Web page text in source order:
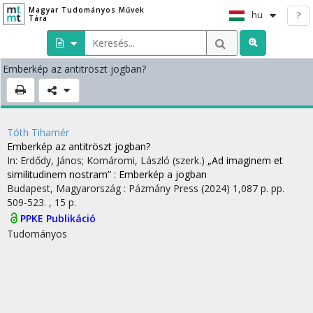
Magyar Tudományos Művek
Tára
hu ?
Emberkép az antitröszt jogban?
Tóth Tihamér
Emberkép az antitröszt jogban?
In: Erdődy, János; Komáromi, László (szerk.) „Ad imaginem et
similitudinem nostram” : Emberkép a jogban
Budapest, Magyarország : Pázmány Press (2024) 1,087 p. pp.
509-523. , 15 p.
PPKE Publikáció
Tudományos